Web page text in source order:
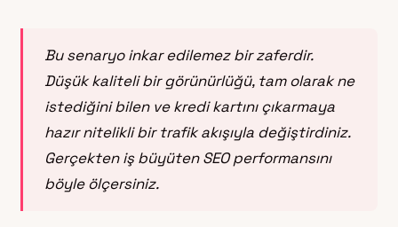
Bu senaryo inkar edilemez bir zaferdir.
Düşük kaliteli bir görünürlüğü, tam olarak ne
istediğini bilen ve kredi kartını çıkarmaya
hazır nitelikli bir trafik akışıyla değiştirdiniz.
Gerçekten iş büyüten SEO performansını
böyle ölçersiniz.